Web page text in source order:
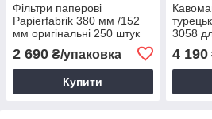
Фільтри паперові
Papierfabrik 380 мм /152
мм оригінальні 250 штук
(39 г/м², білі, 250 шт) для
фільтр кавоварки Marco
2 690 ₴/упаковка
Купити
3058
4 190